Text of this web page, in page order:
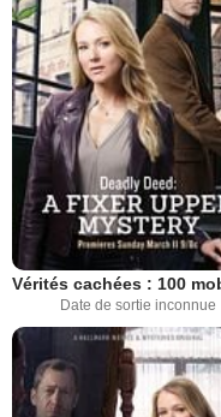
Date de sortie inconnue